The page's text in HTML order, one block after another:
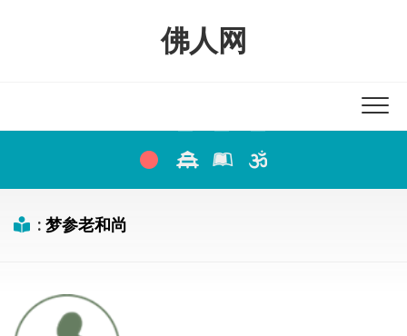
佛人网
: 梦参老和尚